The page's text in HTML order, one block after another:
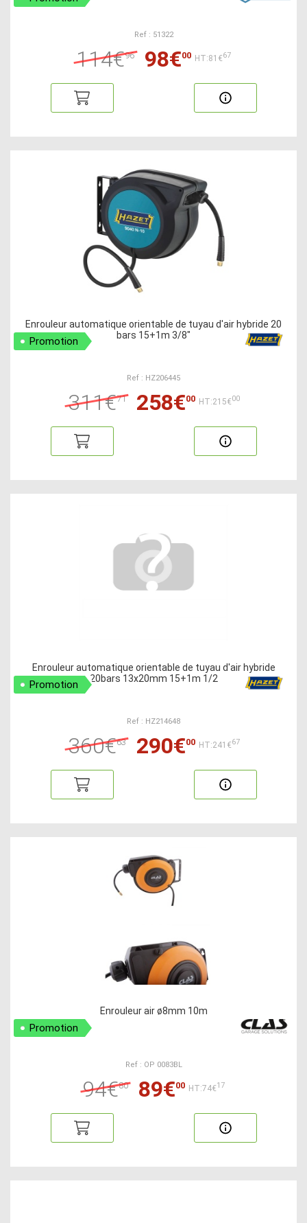
Ref : 51322
114€96 98€00 HT:81€67
Enrouleur automatique orientable de tuyau d'air hybride 20
bars 15+1m 3/8"
Promotion
Ref : HZ206445
311€71 258€00 HT:215€00
Enrouleur automatique orientable de tuyau d'air hybride
20bars 13x20mm 15+1m 1/2
Promotion
Ref : HZ214648
360€63 290€00 HT:241€67
Enrouleur air ø8mm 10m
Promotion
Ref : OP 0083BL
94€80 89€00 HT:74€17